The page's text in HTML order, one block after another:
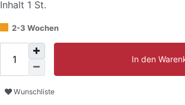
Inhalt 1 St.
2-3 Wochen
In den
Wunschliste